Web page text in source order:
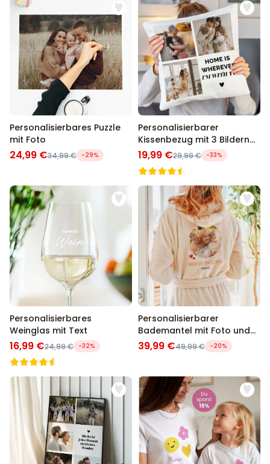
Personalisierbares Puzzle
mit Foto
24,99 €34,99 € -29%
Personalisierbarer
Kissenbezug mit 3 Bildern
und Text
19,99 €29,99 € -33%
Personalisierbares
Weinglas mit Text
16,99 €24,99 € -32%
Personalisierbarer
Bademantel mit Foto und
Namen
39,99 €49,99 € -20%